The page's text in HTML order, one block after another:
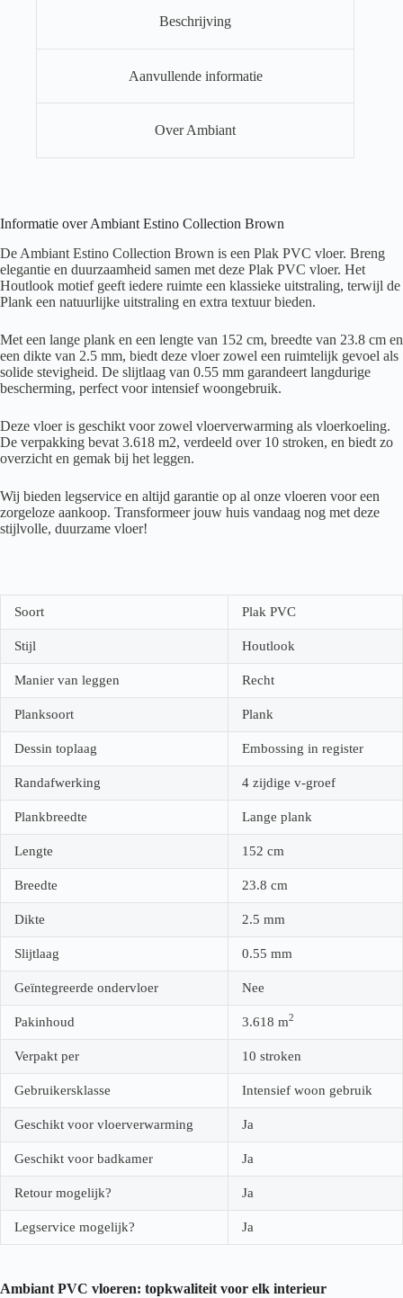
Beschrijving
Aanvullende informatie
Over Ambiant
Informatie over Ambiant Estino Collection Brown
De Ambiant Estino Collection Brown is een Plak PVC vloer. Breng
elegantie en duurzaamheid samen met deze Plak PVC vloer. Het
Houtlook motief geeft iedere ruimte een klassieke uitstraling, terwijl de
Plank een natuurlijke uitstraling en extra textuur bieden.
Met een lange plank en een lengte van 152 cm, breedte van 23.8 cm en
een dikte van 2.5 mm, biedt deze vloer zowel een ruimtelijk gevoel als
solide stevigheid. De slijtlaag van 0.55 mm garandeert langdurige
bescherming, perfect voor intensief woongebruik.
Deze vloer is geschikt voor zowel vloerverwarming als vloerkoeling.
De verpakking bevat 3.618 m2, verdeeld over 10 stroken, en biedt zo
overzicht en gemak bij het leggen.
Wij bieden legservice en altijd garantie op al onze vloeren voor een
zorgeloze aankoop. Transformeer jouw huis vandaag nog met deze
stijlvolle, duurzame vloer!
Soort Plak PVC
Stijl Houtlook
Manier van leggen Recht
Planksoort Plank
Dessin toplaag Embossing in register
Randafwerking 4 zijdige v-groef
Plankbreedte Lange plank
Lengte 152 cm
Breedte 23.8 cm
Dikte 2.5 mm
Slijtlaag 0.55 mm
Geïntegreerde ondervloer Nee
Pakinhoud 3.618 m2
Verpakt per 10 stroken
Gebruikersklasse Intensief woon gebruik
Geschikt voor vloerverwarming Ja
Geschikt voor badkamer Ja
Retour mogelijk? Ja
Legservice mogelijk? Ja
Ambiant PVC vloeren: topkwaliteit voor elk interieur